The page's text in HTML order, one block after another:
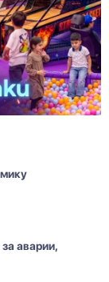
аварии,